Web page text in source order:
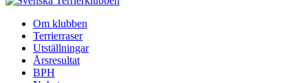
Om klubben
Terrierraser
Utställningar
Årsresultat
BPH